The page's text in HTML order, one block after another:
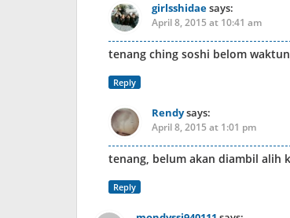
girlsshidaesays:
April 8, 2015 at 10:41 am
tenang ching soshi belom
Reply
Rendysays:
April 8, 2015 at 1:01 pm
tenang, belum akan diambil alih
Reply